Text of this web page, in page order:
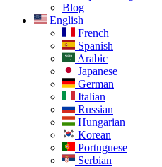
Blog
English
French
Spanish
Arabic
Japanese
German
Italian
Russian
Hungarian
Korean
Portuguese
Serbian